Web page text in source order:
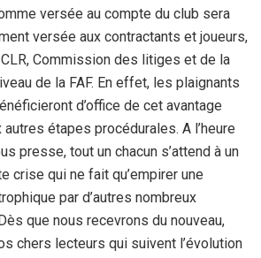
versée au compte du club sera
versée aux contractants et joueurs,
Commission des litiges et de la
de la FAF. En effet, les plaignants
d’office de cet avantage
étapes procédurales. A l’heure
presse, tout un chacun s’attend à un
crise qui ne fait qu’empirer une
par d’autres nombreux
que nous recevrons du nouveau,
chers lecteurs qui suivent l’évolution